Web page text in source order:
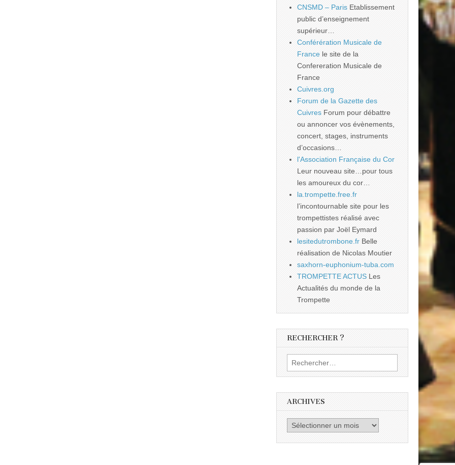
CNSMD – Paris Etablissement
public d’enseignement
supérieur…
Conférération Musicale de
France le site de la
Confereration Musicale de
France
Cuivres.org
Forum de la Gazette des
Cuivres Forum pour débattre
ou annoncer vos évènements,
concert, stages, instruments
d’occasions…
l'Association Française du Cor
Leur nouveau site…pour tous
les amoureux du cor…
la.trompette.free.fr
l’incontournable site pour les
trompettistes réalisé avec
passion par Joël Eymard
lesitedutrombone.fr Belle
réalisation de Nicolas Moutier
saxhorn-euphonium-tuba.com
TROMPETTE ACTUS Les
Actualités du monde de la
Trompette
RECHERCHER ?
Rechercher :
ARCHIVES
Archives